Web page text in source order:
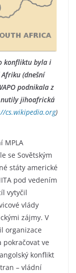
konfliktu byla i
(dnešní
podnikala z
nutily jihoafrická
cs.wikipedia.org)
MPLA
se Sovětským
státy americké
pod vedením
vytyčil
vlády
zájmy. V
organizace
pokračovat ve
konflikt
– vládní